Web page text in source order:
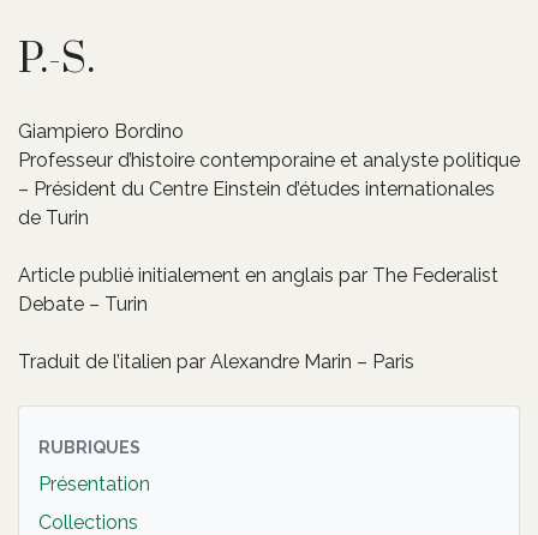
P.-S.
Giampiero Bordino
Professeur d’histoire contemporaine et analyste politique
– Président du Centre Einstein d’études internationales
de Turin
Article publié initialement en anglais par The Federalist
Debate – Turin
Traduit de l’italien par Alexandre Marin – Paris
RUBRIQUES
Présentation
Collections